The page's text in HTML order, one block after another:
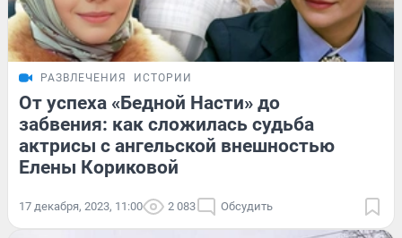
РАЗВЛЕЧЕНИЯ ИСТОРИИ
От успеха «Бедной Насти» до
забвения: как сложилась судьба
актрисы с ангельской внешностью
Елены Кориковой
17 декабря, 2023, 11:00 2 083 Обсудить